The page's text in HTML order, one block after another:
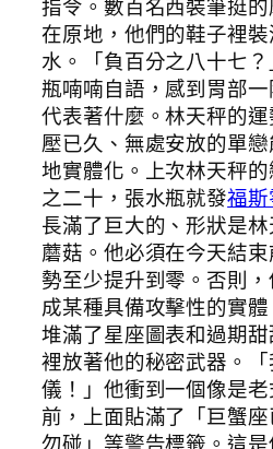
指令。數百名西裝筆挺
在原地，他們的鞋子裡
水。「負百分之八十七？
瓶喃喃自語，感到胃部
代表著什麼。林天秤的
壓已久、無處安放的單
地實體化。上次林天秤
之二十，張水瓶就發福
長滿了巨大的、形狀是
蘑菇。他必須在今天結
勢至少提升到零。否則
成某種具備攻擊性的實
堆滿了星座圖表和過期
裡放著他的秘密武器。
儀！」他衝到一個像是
前，上面貼滿了「巨蟹